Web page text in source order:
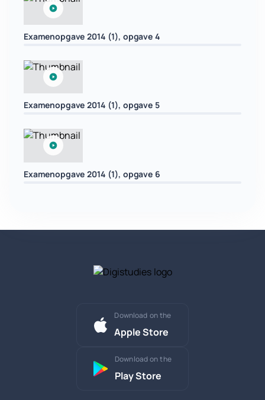
Examenopgave 2014 (1), opgave 4
Examenopgave 2014 (1), opgave 5
Examenopgave 2014 (1), opgave 6
Download on the
Apple Store
Download on the
Play Store